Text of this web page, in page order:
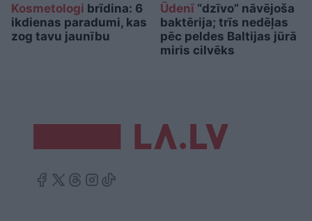
Kosmetologi brīdina: 6
ikdienas paradumi, kas
zog tavu jaunību
Ūdenī“dzīvo” nāvējoša
baktērija; trīs nedēļas
pēc peldes Baltijas jūrā
miris cilvēks